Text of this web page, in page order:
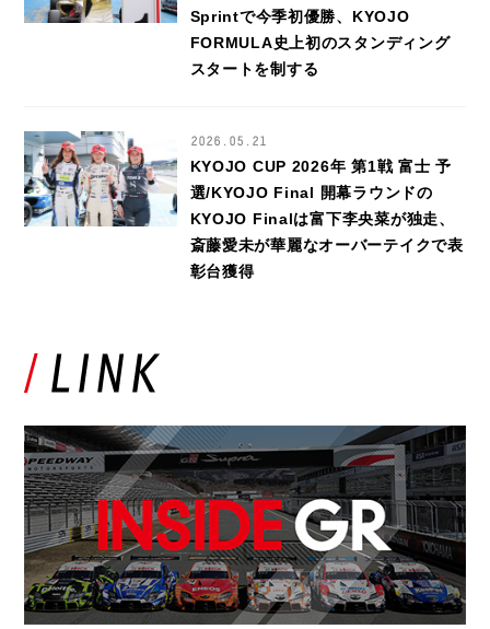
Sprintで今季初優勝、KYOJO
FORMULA史上初のスタンディング
スタートを制する
KYOJO CUP 2026年 第1戦 富士 予
選/KYOJO Final 開幕ラウンドの
KYOJO Finalは富下李央菜が独走、
斎藤愛未が華麗なオーバーテイクで表
彰台獲得
2026.05.21